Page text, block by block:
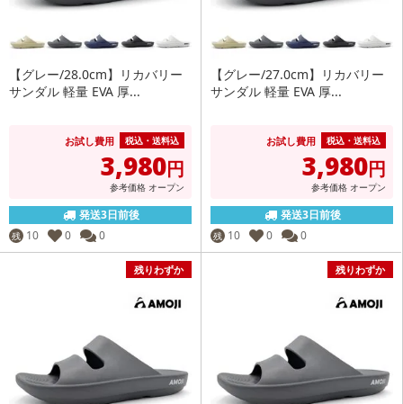
【グレー/28.0cm】リカバリー
サンダル 軽量 EVA 厚...
お試し費用 税込・送料込
3,980円
参考価格 オープン
発送3日前後
残 10 0 0
【グレー/27.0cm】リカバリー
サンダル 軽量 EVA 厚...
お試し費用 税込・送料込
3,980円
参考価格 オープン
発送3日前後
残 10 0 0
残りわずか 残りわずか